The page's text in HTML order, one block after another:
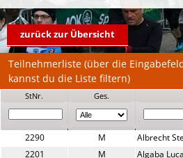
zurück zur Übersicht
Teilnehmerliste (über die
kannst du die Liste filtern)
StNr. Ges.
2290 M
Albrecht
2201
M
Algaba Luca